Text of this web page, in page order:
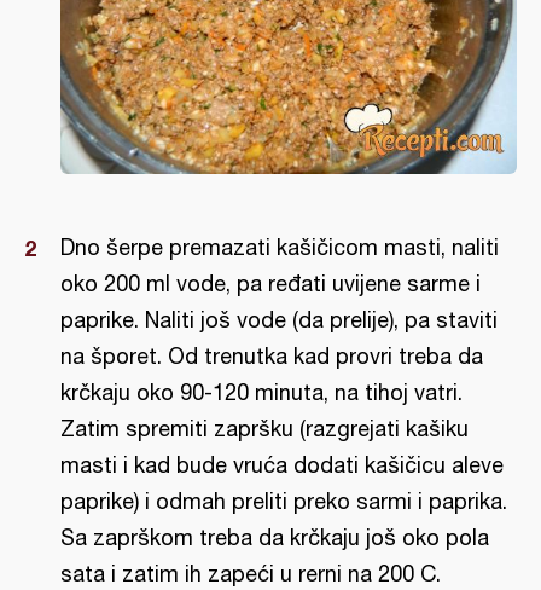
Dno šerpe premazati kašičicom masti, naliti
oko 200 ml vode, pa ređati uvijene sarme i
paprike. Naliti još vode (da prelije), pa staviti
na šporet. Od trenutka kad provri treba da
krčkaju oko 90-120 minuta, na tihoj vatri.
Zatim spremiti zapršku (razgrejati kašiku
masti i kad bude vruća dodati kašičicu aleve
paprike) i odmah preliti preko sarmi i paprika.
Sa zaprškom treba da krčkaju još oko pola
sata i zatim ih zapeći u rerni na 200 C.